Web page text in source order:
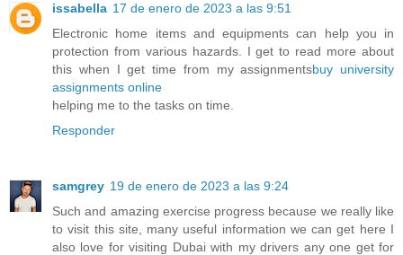
issabella 17 de enero de 2023 a las 9:51
Electronic home items and equipments can help you in
protection from various hazards. I get to read more about
this when I get time from my assignmentsbuy university
assignments online
helping me to the tasks on time.
Responder
samgrey 19 de enero de 2023 a las 9:24
Such and amazing exercise progress because we really like
to visit this site, many useful information we can get here I
also love for visiting Dubai with my drivers any one get for